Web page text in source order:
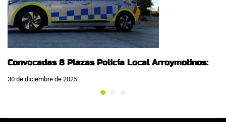
Convocadas 8 Plazas Policía Local Arroymolinos:
30 de diciembre de 2025